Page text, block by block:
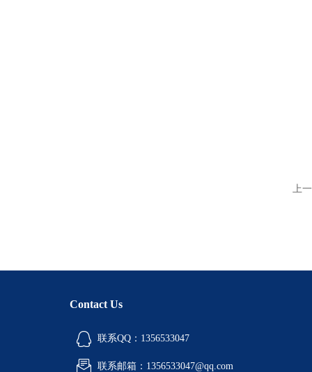
上
Contact Us
联系QQ：1356533047
联系邮箱：1356533047@qq.com